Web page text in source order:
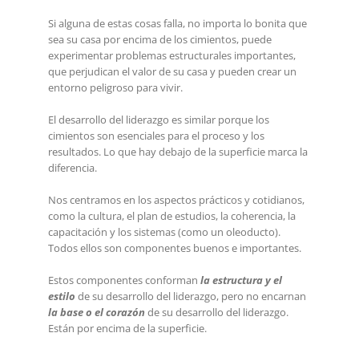
Si alguna de estas cosas falla, no importa lo bonita que
sea su casa por encima de los cimientos, puede
experimentar problemas estructurales importantes,
que perjudican el valor de su casa y pueden crear un
entorno peligroso para vivir.
El desarrollo del liderazgo es similar porque los
cimientos son esenciales para el proceso y los
resultados. Lo que hay debajo de la superficie marca la
diferencia.
Nos centramos en los aspectos prácticos y cotidianos,
como la cultura, el plan de estudios, la coherencia, la
capacitación y los sistemas (como un oleoducto).
Todos ellos son componentes buenos e importantes.
Estos componentes conforman la estructura y el
estilo de su desarrollo del liderazgo, pero no encarnan
la base o el corazón de su desarrollo del liderazgo.
Están por encima de la superficie.